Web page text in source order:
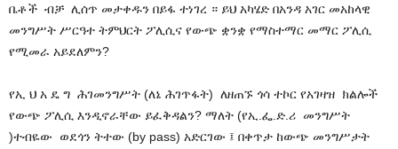
ቤቶች ብቻ ሊሰጥ መታቀዱን በይፋ ተነገረ ። ይህ አካሄድ በአንዳ አገር መአከላዊ
መንግሥት ሥርዓተ ትምህርት ፖሊሲና የውጭ ቋንቋ የማስተማር መማር ፖሊሲ
የሚመራ አይደለምን?
የኢ ህ አ ዴ ግ ሕገመንግሥት (ለኔ ሕገጥፋት) ለዘጠኙ ጎሳ ተኮር የአገዛዝ ክልሎች
የውጭ ፖሊሲ እንዲኖራቸው ይፈቅዳልን? ማለት (የኢ.ፌ.ድ.ሪ መንግሥት
)ተብዬው ወደጎን ትተው (by pass) አድርገው ፤ በቀጥታ ከውጭ መንግሥታት